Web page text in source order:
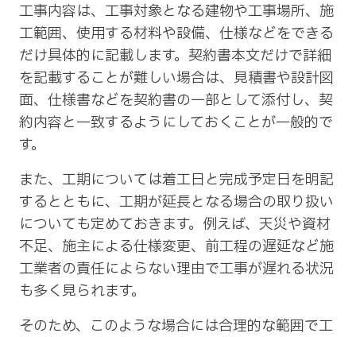
工事内容は、工事対象となる建物や工事場所、施
工範囲、使用する材料や設備、仕様などをできる
だけ具体的に記載します。契約書本文だけで詳細
を記載することが難しい場合は、見積書や設計図
面、仕様書などを契約書の一部として添付し、契
約内容と一致するようにしておくことが一般的で
す。
また、工期については着工日と完成予定日を明記
するとともに、工期が延長となる場合の取り扱い
についても定めておきます。例えば、天災や資材
不足、施主による仕様変更、前工程の遅延など施
工業者の責任によらない理由で工事が遅れる状況
も多く見られます。
そのため、このような場合には合理的な範囲で工